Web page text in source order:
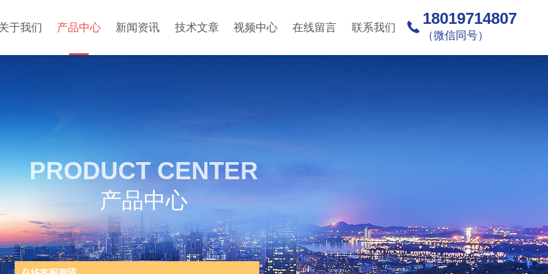
于我们 产品中心 新闻资讯 技术文章 视频中心 在线留言 联系我们 18019714807
（微信同号）
PRODUCT CENTER
产品中心